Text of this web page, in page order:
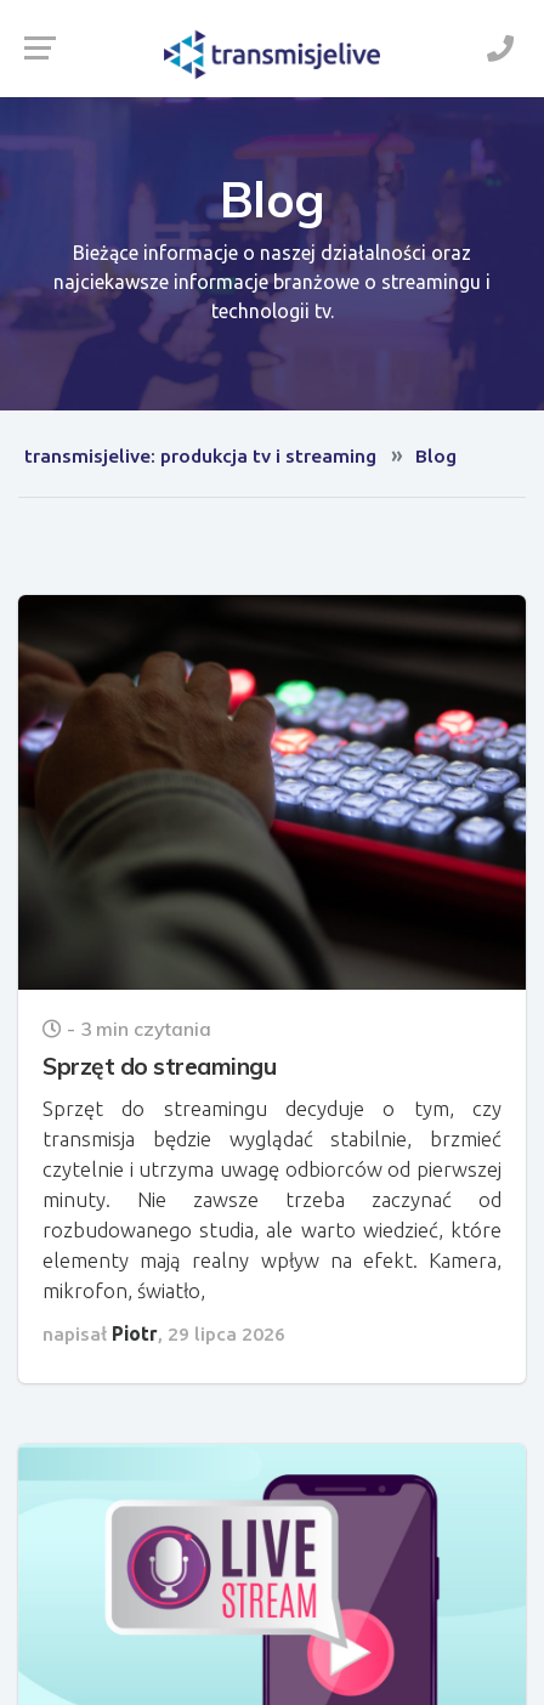
Blog
Bieżące informacje o naszej działalności oraz
najciekawsze informacje branżowe o streamingu i
technologii tv.
transmisjelive: produkcja tv i streaming Blog
- 3 min czytania
Sprzęt do streamingu
Sprzęt do streamingu decyduje o tym, czy
transmisja będzie wyglądać stabilnie, brzmieć
czytelnie i utrzyma uwagę odbiorców od pierwszej
minuty. Nie zawsze trzeba zaczynać od
rozbudowanego studia, ale warto wiedzieć, które
elementy mają realny wpływ na efekt. Kamera,
mikrofon, światło,
napisał Piotr, 29 lipca 2026